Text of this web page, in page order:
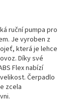
ruční pumpa pro
Je vyroben z
která je lehce
Díky své
Flex nabízí
Čerpadlo
zcela